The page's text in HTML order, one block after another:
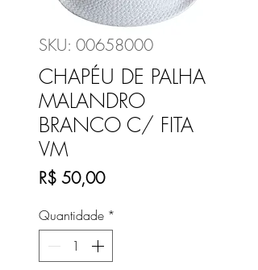
SKU: 00658000
CHAPÉU DE PALHA
MALANDRO
BRANCO C/ FITA
VM
R$ 50,00Preço
Quantidade *